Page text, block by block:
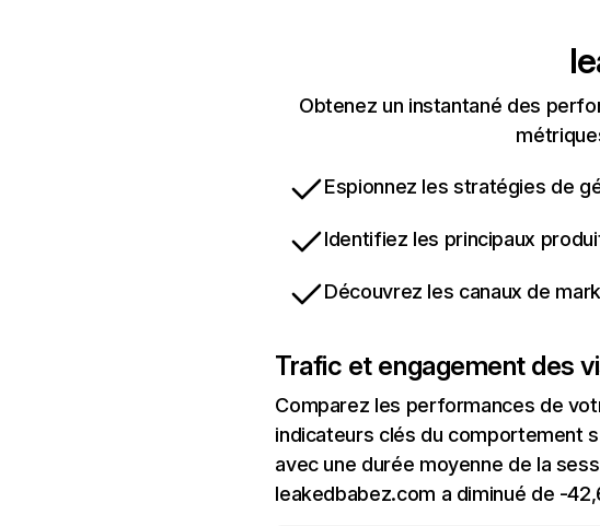
Obtenez un instantané des
Espionnez les stratégies de
Identifiez les principaux
Découvrez les canaux de
Trafic et engagement des
Comparez les performances de
indicateurs clés du comportement
avec une durée moyenne de la
leakedbabez.com a diminué de -